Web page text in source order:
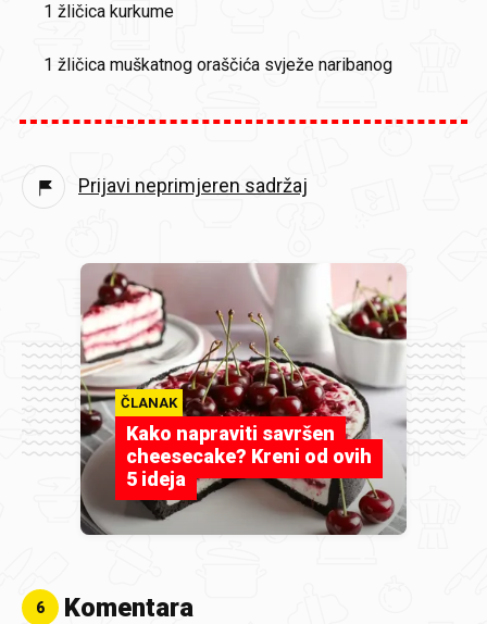
1 žličica kurkume
1 žličica muškatnog oraščića svježe naribanog
Prijavi neprimjeren sadržaj
ČLANAK
Kako napraviti savršen
cheesecake? Kreni od ovih
5 ideja
6 Komentara